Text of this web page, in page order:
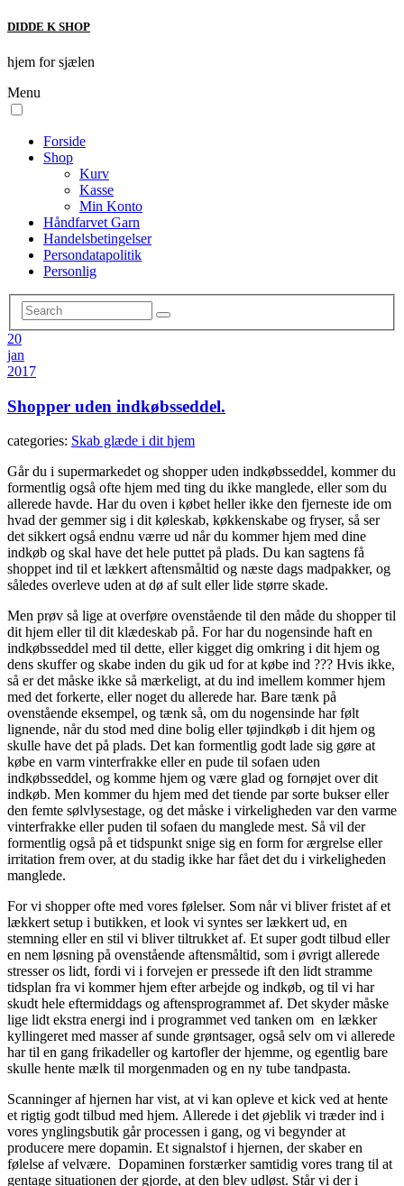
DIDDE K SHOP
hjem for sjælen
Menu
Forside
Shop
Kurv
Kasse
Min Konto
Håndfarvet Garn
Handelsbetingelser
Persondatapolitik
Personlig
20
jan
2017
Shopper uden indkøbsseddel.
categories: Skab glæde i dit hjem
Går du i supermarkedet og shopper uden indkøbsseddel, kommer du
formentlig også ofte hjem med ting du ikke manglede, eller som du
allerede havde. Har du oven i købet heller ikke den fjerneste ide om
hvad der gemmer sig i dit køleskab, køkkenskabe og fryser, så ser
det sikkert også endnu værre ud når du kommer hjem med dine
indkøb og skal have det hele puttet på plads. Du kan sagtens få
shoppet ind til et lækkert aftensmåltid og næste dags madpakker, og
således overleve uden at dø af sult eller lide større skade.
Men prøv så lige at overføre ovenstående til den måde du shopper til
dit hjem eller til dit klædeskab på. For har du nogensinde haft en
indkøbsseddel med til dette, eller kigget dig omkring i dit hjem og
dens skuffer og skabe inden du gik ud for at købe ind ??? Hvis ikke,
så er det måske ikke så mærkeligt, at du ind imellem kommer hjem
med det forkerte, eller noget du allerede har. Bare tænk på
ovenstående eksempel, og tænk så, om du nogensinde har følt
lignende, når du stod med dine bolig eller tøjindkøb i dit hjem og
skulle have det på plads. Det kan formentlig godt lade sig gøre at
købe en varm vinterfrakke eller en pude til sofaen uden
indkøbsseddel, og komme hjem og være glad og fornøjet over dit
indkøb. Men kommer du hjem med det tiende par sorte bukser eller
den femte sølvlysestage, og det måske i virkeligheden var den varme
vinterfrakke eller puden til sofaen du manglede mest. Så vil der
formentlig også på et tidspunkt snige sig en form for ærgrelse eller
irritation frem over, at du stadig ikke har fået det du i virkeligheden
manglede.
For vi shopper ofte med vores følelser. Som når vi bliver fristet af et
lækkert setup i butikken, et look vi syntes ser lækkert ud, en
stemning eller en stil vi bliver tiltrukket af. Et super godt tilbud eller
en nem løsning på ovenstående aftensmåltid, som i øvrigt allerede
stresser os lidt, fordi vi i forvejen er pressede ift den lidt stramme
tidsplan fra vi kommer hjem efter arbejde og indkøb, og til vi har
skudt hele eftermiddags og aftensprogrammet af. Det skyder måske
lige lidt ekstra energi ind i programmet ved tanken om en lækker
kyllingeret med masser af sunde grøntsager, også selv om vi allerede
har til en gang frikadeller og kartofler der hjemme, og egentlig bare
skulle hente mælk til morgenmaden og en ny tube tandpasta.
Scanninger af hjernen har vist, at vi kan opleve et kick ved at hente
et rigtig godt tilbud med hjem. Allerede i det øjeblik vi træder ind i
vores ynglingsbutik går processen i gang, og vi begynder at
producere mere dopamin. Et signalstof i hjernen, der skaber en
følelse af velvære. Dopaminen forstærker samtidig vores trang til at
gentage situationen der gjorde, at den blev udløst. Står vi der i